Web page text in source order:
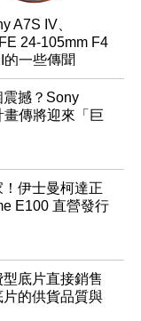
A7S IV、
24-105mm F4
的一些傳聞
撼？Sony
傳將迎來「巨
伊士曼柯達正
E100 直營發行
底片直接銷售
的供貨品質與